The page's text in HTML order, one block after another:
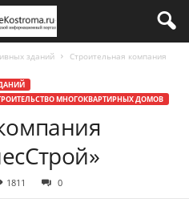
зданий
Строительная компания
МНОГОКВАРТИРНЫХ ДОМОВ
1811 0